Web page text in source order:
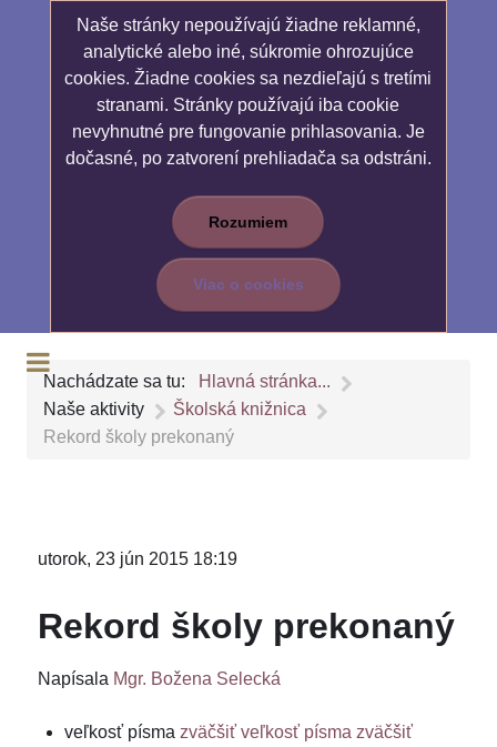
Naše stránky nepoužívajú žiadne reklamné,
analytické alebo iné, súkromie ohrozujúce
cookies. Žiadne cookies sa nezdieľajú s tretími
stranami. Stránky používajú iba cookie
nevyhnutné pre fungovanie prihlasovania. Je
dočasné, po zatvorení prehliadača sa odstráni.
Rozumiem
Viac o cookies
Nachádzate sa tu:
Hlavná stránka...
Naše aktivity
Školská knižnica
Rekord školy prekonaný
utorok, 23 jún 2015 18:19
Rekord školy prekonaný
Napísala Mgr. Božena Selecká
veľkosť písma zväčšiť veľkosť písma zväčšiť